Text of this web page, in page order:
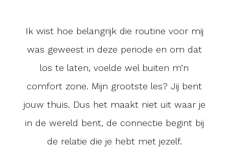
Ik wist hoe belangrijk die routine voor mij
was geweest in deze periode en om dat
los te laten, voelde wel buiten m’n
comfort zone. Mijn grootste les? Jij bent
jouw thuis. Dus het maakt niet uit waar je
in de wereld bent, de connectie begint bij
de relatie die je hebt met jezelf.